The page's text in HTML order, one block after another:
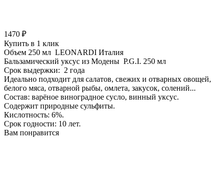
1470 ₽
Купить в 1 клик
Объем 250 мл LEONARDI Италия
Бальзамический уксус из Модены P.G.I. 250 мл
Срок выдержки: 2 года
Идеально подходит для салатов, свежих и отварных овощей,
белого мяса, отварной рыбы, омлета, закусок, солений...
Состав: варёное виноградное сусло, винный уксус.
Содержит природные сульфиты.
Кислотность: 6%.
Срок годности: 10 лет.
Вам понравится